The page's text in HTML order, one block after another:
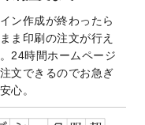
イルバッグ が作成で
た！
デザインテンプレート
ン作成が終わったら
ま印刷の注文が行え
24時間ホームページ
文できるのでお急ぎ
心。